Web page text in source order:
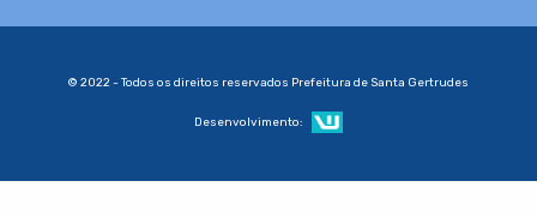
© 2022 - Todos os direitos reservados Prefeitura de Santa Gertrudes
Desenvolvimento: